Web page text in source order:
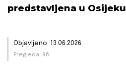
predstavljena u Osijeku
Objavljeno: 13.06.2026.
Pregleda: 96